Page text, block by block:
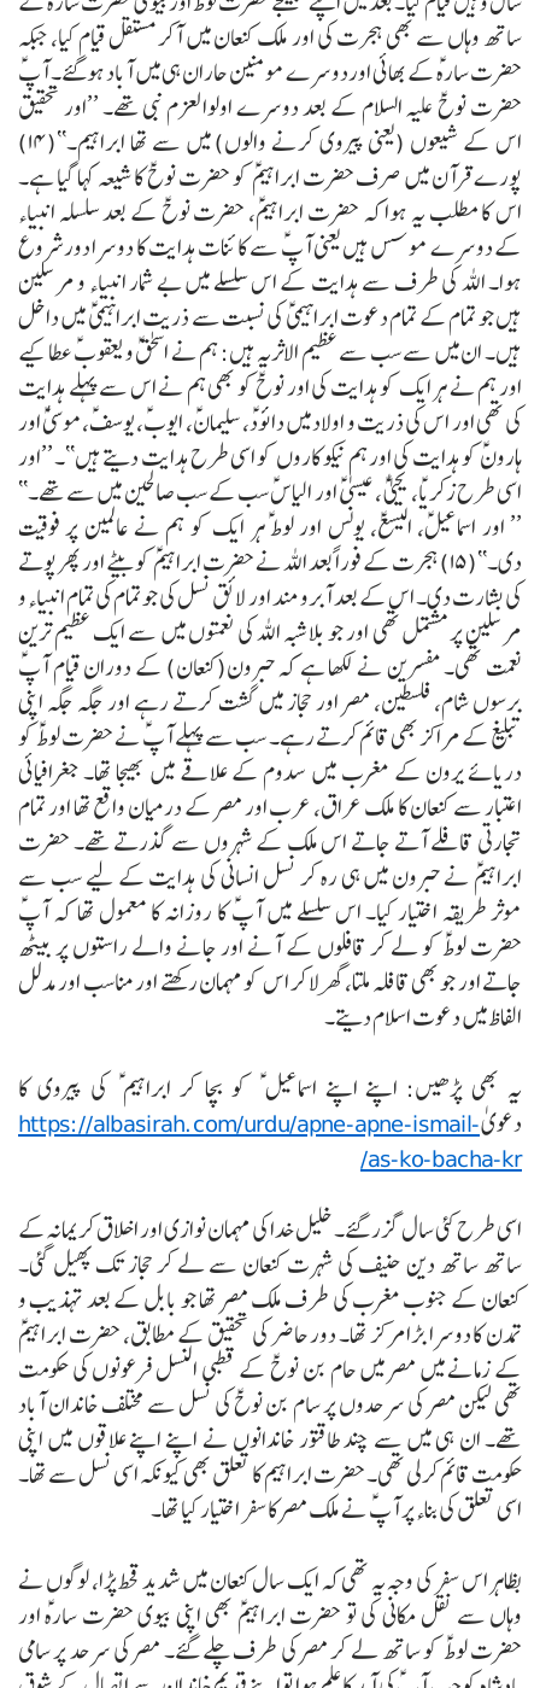
ساتھ وہاں سے بھی ہجرت کی اور ملک کنعان میں آکر مستقل قیام کیا، جبکہ
حضرت سارہؑ کے بھائی اوردوسرے مومنین حاران ہی میں آباد ہوگئے۔آپؑ
حضرت نوحؑ علیہ السلام کے بعد دوسرے اولوالعزم نبی تھے۔’’اور تحقیق
اس کے شیعوں (یعنی پیروی کرنے والوں) میں سے تھا ابراہیم۔‘‘(۱۴)
پورے قرآن میں صرف حضرت ابراہیمؑ کو حضرت نوحؑ کا شیعہ کہا گیا ہے۔
اس کا مطلب یہ ہوا کہ حضرت ابراہیمؑ، حضرت نوحؑ کے بعد سلسلہ انبیاء
کے دوسرے موسس ہیں یعنی آپؑ سے کائنات ہدایت کا دوسرا دورشروع
ہوا۔اللہ کی طرف سے ہدایت کے اس سلسلے میں بے شمار انبیاء و مرسلین
ہیں جو تمام کے تمام دعوت ابراہیمیؑ کی نسبت سے ذریت ابراہیمیؑ میں داخل
ہیں۔ ان میں سے سب سے عظیم الاثریہ ہیں:ہم نے اسحقؑ و یعقوبؑ عطا کیے
اور ہم نے ہر ایک کو ہدایت کی اور نوحؑ کو بھی ہم نے اس سے پہلے ہدایت
کی تھی اور اس کی ذریت و اولاد میں دائودؑ، سلیمانؑ، ایوبؑ، یوسفؑ،موسیٰ ؑاور
ہارونؑ کو ہدایت کی اور ہم نیکو کاروں کو اسی طرح ہدایت دیتے ہیں‘‘۔’’اور
اسی طرح زکریاؑ، یحییٰ ؑ، عیسیٰ ؑاور الیاسؑ سب کے سب صالحین میں سے تھے۔‘‘
’’ اور اسماعیلؑ، الیسعؑ، یونس اور لوط ؑہر ایک کو ہم نے عالمین پر فوقیت
دی۔‘‘(۱۵)
ہجرت کے فوراً بعد اللہ نے حضرت ابراہیمؑ کو بیٹے اور پھر پوتے
کی بشارت دی۔ اس کے بعد آبرو مند اور لائق نسل کی جو تمام کی تمام انبیاء و
مرسلین پر مشتمل تھی اور جو بلاشبہ اللہ کی نعمتوں میں سے ایک عظیم ترین
نعمت تھی۔ مفسرین نے لکھا ہے کہ حبرون(کنعان) کے دوران قیام آپؑ
برسوں شام، فلسطین، مصر اور حجاز میں گشت کرتے رہے اور جگہ جگہ اپنی
تبلیغ کے مراکز بھی قائم کرتے رہے۔سب سے پہلے آپؑ نے حضرت لوطؑ کو
دریائے یرون کے مغرب میں سدوم کے علاقے میں بھیجا تھا۔ جغرافیائی
اعتبار سے کنعان کا ملک عراق، عرب اور مصر کے درمیان واقع تھا اور تمام
تجارتی قافلے آتے جاتے اس ملک کے شہروں سے گذرتے تھے۔حضرت
ابراہیمؑ نے حبرون میں ہی رہ کر نسل انسانی کی ہدایت کے لیے سب سے
موثر طریقہ اختیار کیا۔ اس سلسلے میں آپؑ کا روزانہ کا معمول تھا کہ آپؑ
حضرت لوطؑ کو لے کر قافلوں کے آنے اور جانے والے راستوں پر بیٹھ
جاتے اور جو بھی قافلہ ملتا، گھر لا کر اس کو مہمان رکھتے اور مناسب اور مدلل
الفاظ میں دعوت اسلام دیتے۔
یہ بھی پڑھیں: اپنے اپنے اسماعیل ؑ کو بچا کر ابراہیم ؑ کی پیروی کا
دعویٰhttps://albasirah.com/urdu/apne-apne-ismail-
as-ko-bacha-kr/
اسی طرح کئی سال گزر گئے۔ خلیل خدا کی مہمان نوازی اور اخلاق کریمانہ کے
ساتھ ساتھ دین حنیف کی شہرت کنعان سے لے کر حجاز تک پھیل گئی۔
کنعان کے جنوب مغرب کی طرف ملک مصر تھا جو بابل کے بعد تہذیب و
تمدن کا دوسرا بڑامرکز تھا۔دور حاضر کی تحقیق کے مطابق، حضرت ابراہیمؑ
کے زمانے میں مصر میں حام بن نوحؑ کے قطبی النسل فرعونوں کی حکومت
تھی لیکن مصر کی سرحدوں پر سام بن نوحؑ کی نسل سے مختلف خاندان آباد
تھے۔ ان ہی میں سے چند طاقتور خاندانوں نے اپنے اپنے علاقوں میں اپنی
حکومت قائم کرلی تھی۔ حضرت ابراہیم کا تعلق بھی کیونکہ اسی نسل سے تھا۔
اسی تعلق کی بناء پر آپؑ نے ملک مصر کا سفر اختیار کیا تھا۔
بظاہر اس سفر کی وجہ یہ تھی کہ ایک سال کنعان میں شدید قحط پڑا، لوگوں نے
وہاں سے نقل مکانی کی تو حضرت ابراہیمؑ بھی اپنی بیوی حضرت سارہؑ اور
حضرت لوطؑ کو ساتھ لے کر مصر کی طرف چلے گئے۔ مصر کی سرحد پر سامی